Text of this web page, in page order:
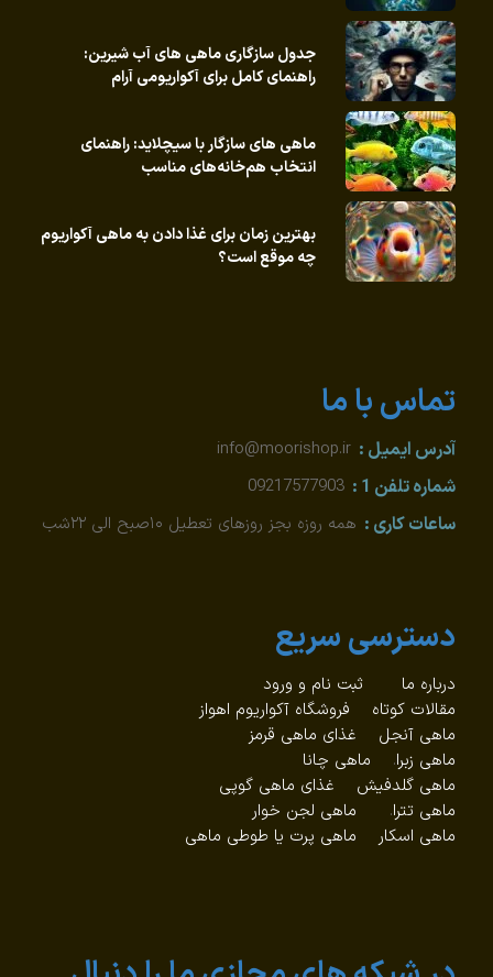
جدول سازگاری ماهی های آب شیرین:
راهنمای کامل برای آکواریومی آرام
ماهی های سازگار با سیچلاید: راهنمای
انتخاب هم‌خانه‌های مناسب
بهترین زمان برای غذا دادن به ماهی آکواریوم
چه موقع است؟
تماس با ما
آدرس ایمیل : info@moorishop.ir
شماره تلفن 1 : 09217577903
ساعات کاری : همه روزه بجز روزهای تعطیل ۱۰صبح الی ۲۲شب
دسترسی سریع
درباره ما
ثبت نام و ورود
مقالات کوتاه
فروشگاه آکواریوم اهواز
ماهی آنجل
غذای ماهی قرمز
ماهی زبرا. ماهی چانا
ماهی گلدفیش
غذای ماهی گوپی
ماهی تترا. ماهی لجن خوار
ماهی اسکار
ماهی پرت یا طوطی ماهی